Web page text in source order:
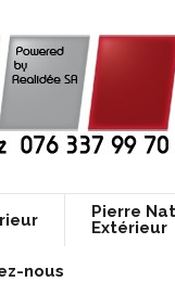
Pierre
Extérieur
nous